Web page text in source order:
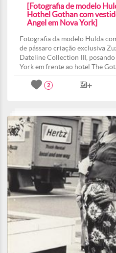
[Fotografia de modelo
Hothel Gothan com
Angel em Nova York]
Fotografia da modelo Hulda
de pássaro criação exclusiva
Dateline Collection III,
York em frente ao hotel The
2